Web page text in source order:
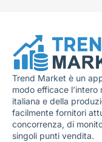
Trend Market è un
modo efficace
italiana e della
facilmente fornitori
concorrenza, di
singoli punti vendita.